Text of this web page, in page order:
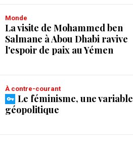
Monde
La visite de Mohammed ben
Salmane à Abou Dhabi ravive
l'espoir de paix au Yémen
À contre-courant
Le féminisme, une variable
géopolitique